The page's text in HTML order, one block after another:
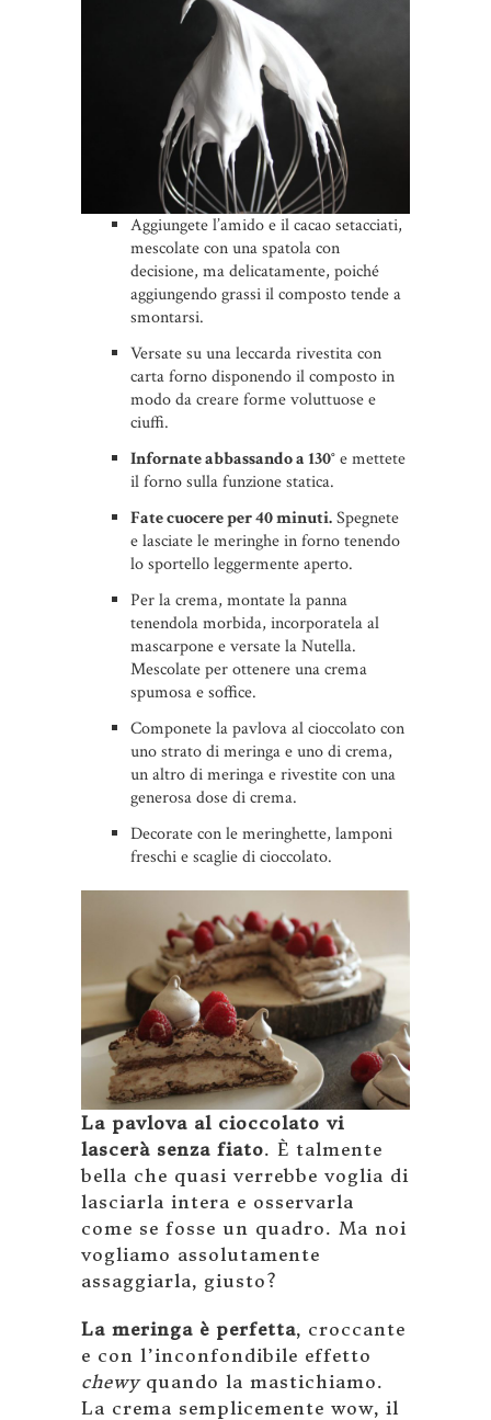
Aggiungete l’amido e il cacao setacciati,
mescolate con una spatola con
decisione, ma delicatamente, poiché
aggiungendo grassi il composto tende a
smontarsi.
Versate su una leccarda rivestita con
carta forno disponendo il composto in
modo da creare forme voluttuose e
ciuffi.
Infornate abbassando a 130°e mettete
il forno sulla funzione statica.
Fate cuocere per 40 minuti.Spegnete
e lasciate le meringhe in forno tenendo
lo sportello leggermente aperto.
Per la crema, montate la panna
tenendola morbida, incorporatela al
mascarpone e versate la Nutella.
Mescolate per ottenere una crema
spumosa e soffice.
Componete la pavlova al cioccolato con
uno strato di meringa e uno di crema,
un altro di meringa e rivestite con una
generosa dose di crema.
Decorate con le meringhette, lamponi
freschi e scaglie di cioccolato.
La pavlova al cioccolato vi
lascerà senza fiato. È talmente
bella che quasi verrebbe voglia di
lasciarla intera e osservarla
come se fosse un quadro. Ma noi
vogliamo assolutamente
assaggiarla, giusto?
La meringa è perfetta, croccante
e con l’inconfondibile effetto
chewyquando la mastichiamo.
La crema semplicemente wow, il